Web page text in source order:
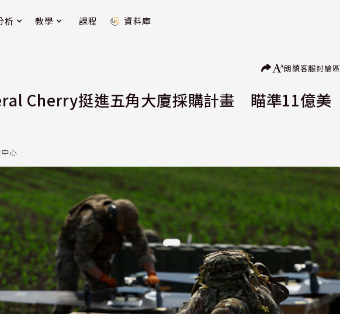
析 教學 課程 資料庫
朗讀客服討論區
Cherry挺進五角大廈採購計畫 瞄準11億美
心